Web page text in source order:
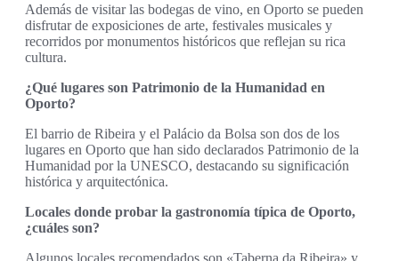
Además de visitar las bodegas de vino, en Oporto se pueden
disfrutar de exposiciones de arte, festivales musicales y
recorridos por monumentos históricos que reflejan su rica
cultura.
¿Qué lugares son Patrimonio de la Humanidad en
Oporto?
El barrio de Ribeira y el Palácio da Bolsa son dos de los
lugares en Oporto que han sido declarados Patrimonio de la
Humanidad por la UNESCO, destacando su significación
histórica y arquitectónica.
Locales donde probar la gastronomía típica de Oporto,
¿cuáles son?
Algunos locales recomendados son «Taberna da Ribeira» y